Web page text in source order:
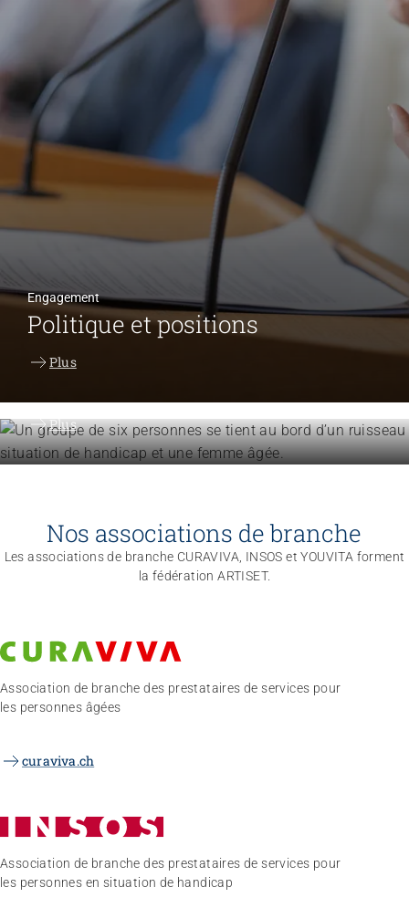
Engagement
Politique et positions
Plus
Organisation
Plus
Nos associations de branche
Les associations de branche CURAVIVA, INSOS et YOUVITA forment
la fédération ARTISET.
Association de branche des prestataires de services pour
les personnes âgées
curaviva.ch
Association de branche des prestataires de services pour
les personnes en situation de handicap